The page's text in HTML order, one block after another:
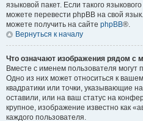
языковой пакет. Если такого
можете перевести phpBB на свой
можете получить на сайте phpBB®.
Вернуться к началу
Что означают изображения рядом с
Вместе с именем пользователя могут
Одно из них может относиться к
квадратики или точки, указывающие
оставили, или на ваш статус на
крупное, изображение известно как
каждого пользователя.